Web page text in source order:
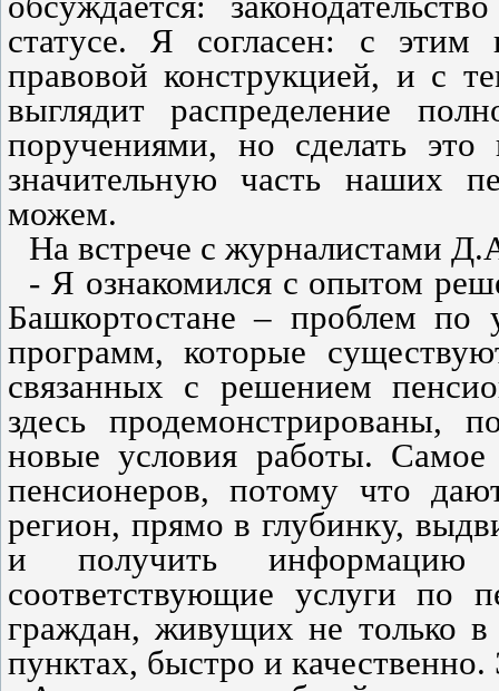
статусе. Я согласен: с этим
правовой конструкцией, и с
выглядит распределение
поручениями, но сделать
значительную часть наших
можем.
На встрече с журналистами
- Я ознакомился с опытом
Башкортостане – проблем по
программ, которые
связанных с решением
здесь продемонстрированы,
новые условия работы.
пенсионеров, потому что
регион, прямо в глубинку,
и получить
соответствующие услуги по
граждан, живущих не только
пунктах, быстро и